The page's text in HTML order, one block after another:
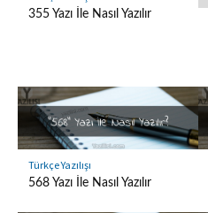
355 Yazı İle Nasıl Yazılır
Türkçe Yazılışı
568 Yazı İle Nasıl Yazılır